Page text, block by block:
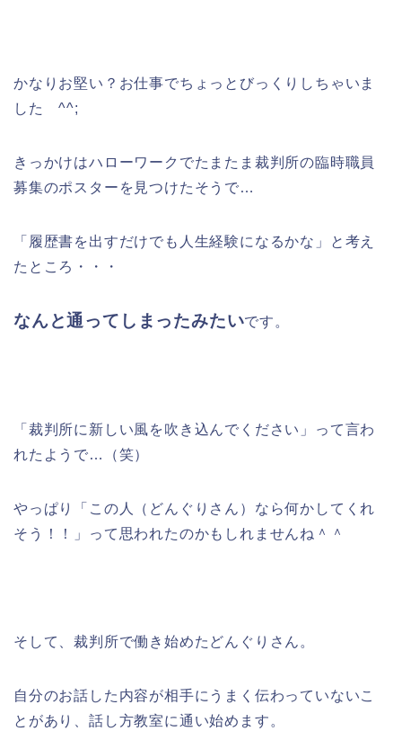
かなりお堅い？お仕事でちょっとびっくりしちゃいま
した ^^;
きっかけはハローワークでたまたま裁判所の臨時職員
募集のポスターを見つけたそうで…
「履歴書を出すだけでも人生経験になるかな」と考え
たところ・・・
なんと通ってしまったみたいです。
「裁判所に新しい風を吹き込んでください」って言わ
れたようで…（笑）
やっぱり「この人（どんぐりさん）なら何かしてくれ
そう！！」って思われたのかもしれませんね＾＾
そして、裁判所で働き始めたどんぐりさん。
自分のお話した内容が相手にうまく伝わっていないこ
とがあり、話し方教室に通い始めます。